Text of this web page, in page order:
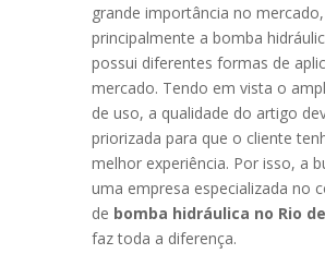
grande importância no mercado,
principalmente a bomba
possui diferentes formas de
mercado. Tendo em vista o
de uso, a qualidade do artigo
priorizada para que o cliente
melhor experiência. Por isso, a
uma empresa especializada no
de bomba hidráulica no Rio
faz toda a diferença.